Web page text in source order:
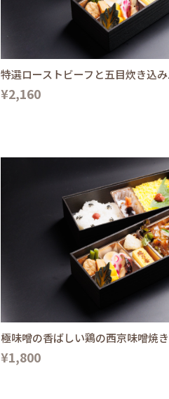
特選ローストビーフと五目炊き込
¥2,160
極味噌の香ばしい鶏の西京味噌焼
¥1,800